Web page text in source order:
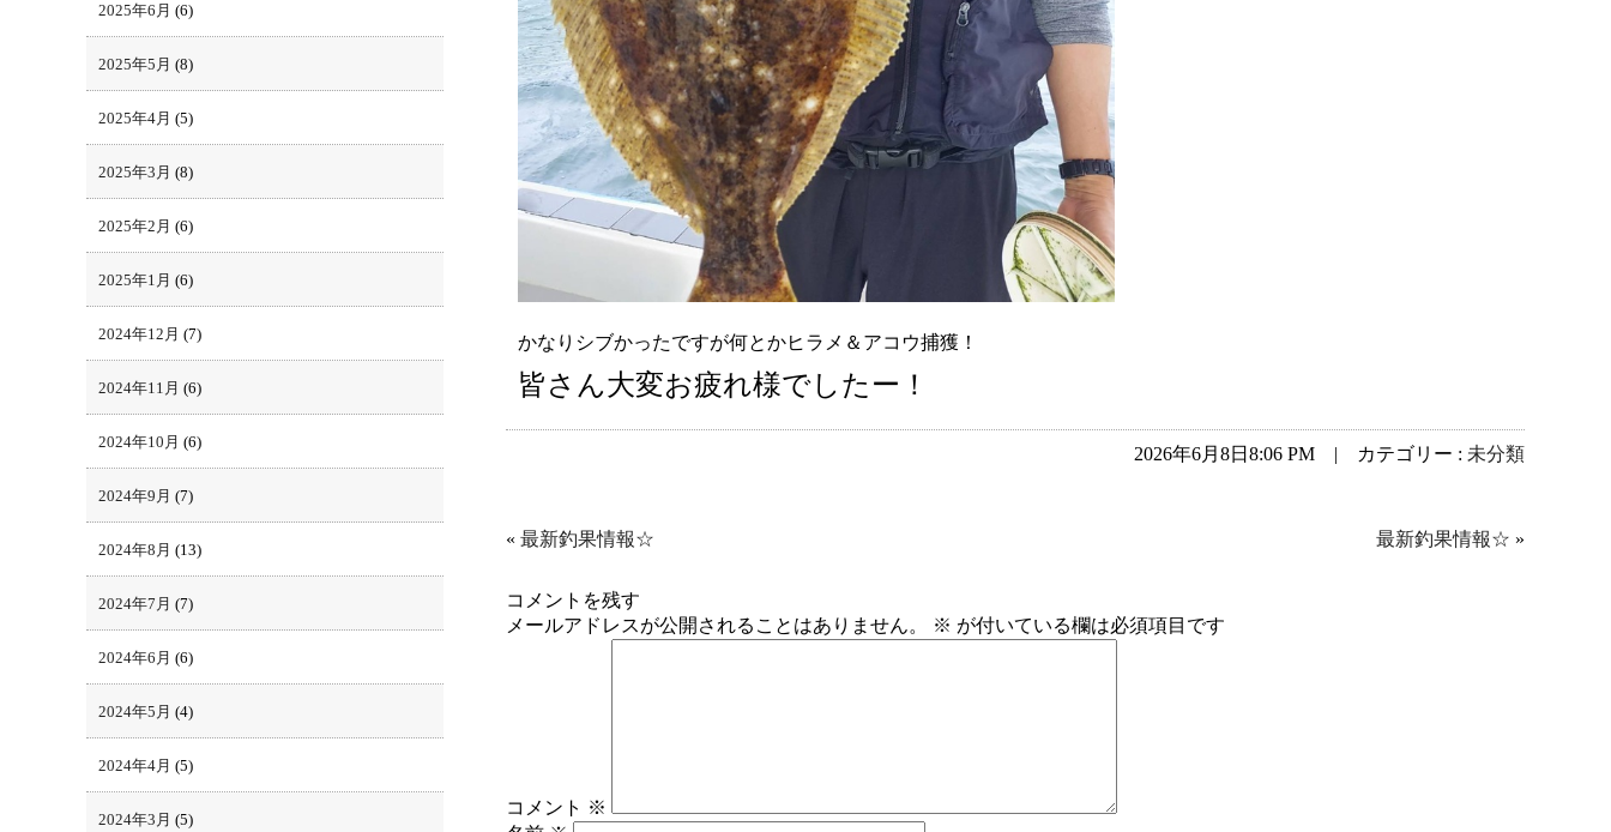
かなりシブかったですが何とかヒラメ＆アコウ捕獲！
皆さん大変お疲れ様でしたー！
2026年6月8日8:06 PM | カテゴリー : 未分類
« 最新釣果情報☆ 最新釣果情報☆ »
コメントを残す
メールアドレスが公開されることはありません。
※ が付いている欄は必須項目です
コメント ※
2025年6月 (6)
2025年5月 (8)
2025年4月 (5)
2025年3月 (8)
2025年2月 (6)
2025年1月 (6)
2024年12月 (7)
2024年11月 (6)
2024年10月 (6)
2024年9月 (7)
2024年8月 (13)
2024年7月 (7)
2024年6月 (6)
2024年5月 (4)
2024年4月 (5)
2024年3月 (5)